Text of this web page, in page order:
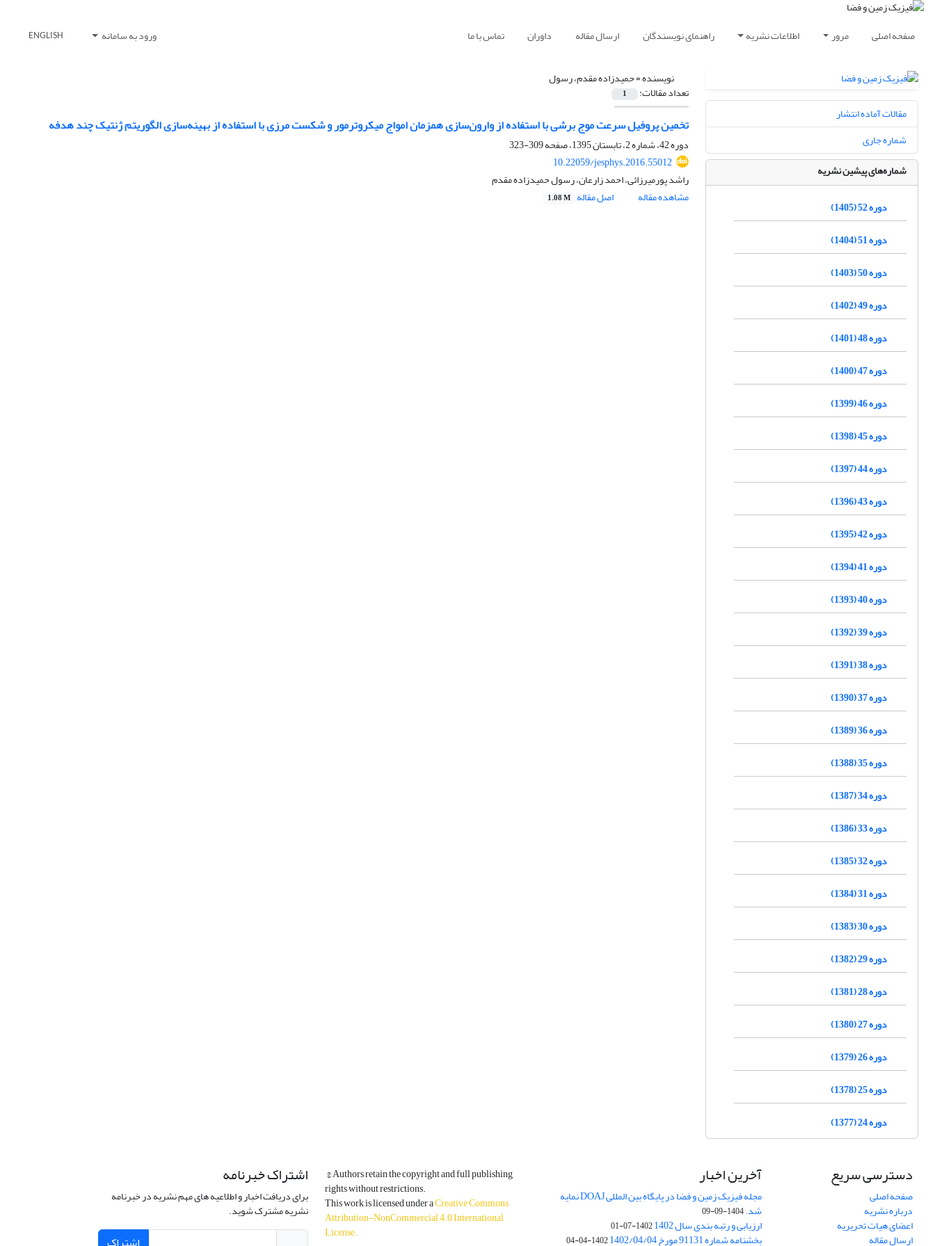
صفحه اصلی مرور اطلاعات نشریه راهنمای نویسندگان ارسال مقاله داوران تماس با ما ورود به سامانه ENGLISH
نویسنده =حمیدزاده مقدم، رسول
تعداد مقالات: 1
تخمین پروفیل سرعت موج برشی با استفاده از وارون‌سازی همزمان امواج میکروترمور و شکست مرزی با استفاده از بهینه‌سازی الگوریتم ژنتیک چند هدفه
دوره 42، شماره 2، تابستان 1395، صفحه
309-323
10.22059/jesphys.2016.55012
راشد پورمیرزائی، احمد زارعان، رسول حمیدزاده مقدم
مشاهده مقاله
اصل مقاله 1.08 M
مقالات آماده انتشار
شماره جاری
شماره‌های پیشین نشریه
دوره 52 (1405)
دوره 51 (1404)
دوره 50 (1403)
دوره 49 (1402)
دوره 48 (1401)
دوره 47 (1400)
دوره 46 (1399)
دوره 45 (1398)
دوره 44 (1397)
دوره 43 (1396)
دوره 42 (1395)
دوره 41 (1394)
دوره 40 (1393)
دوره 39 (1392)
دوره 38 (1391)
دوره 37 (1390)
دوره 36 (1389)
دوره 35 (1388)
دوره 34 (1387)
دوره 33 (1386)
دوره 32 (1385)
دوره 31 (1384)
دوره 30 (1383)
دوره 29 (1382)
دوره 28 (1381)
دوره 27 (1380)
دوره 26 (1379)
دوره 25 (1378)
دوره 24 (1377)
دسترسی سریع
صفحه اصلی
درباره نشریه
اعضای هیات تحریریه
ارسال مقاله
آخرین اخبار
مجله فیزیک زمین و فضا در پایگاه بین المللی DOAJ نمایه
شد.1404-09-09
ارزیابی و رتبه بندی سال 1402 1402-07-01
بخشنامه شماره 91131 مورخ 1402/04/04 1402-04-04
© Authors retain the copyright and full publishing
rights without restrictions.
This work is licensed under aCreative Commons
Attribution-NonCommercial 4.0 International
License.
اشتراک خبرنامه
برای دریافت اخبار و اطلاعیه های مهم نشریه در خبرنامه
نشریه مشترک شوید.